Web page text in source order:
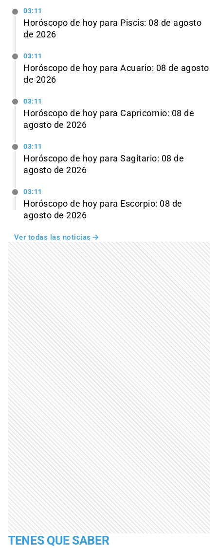
03:11
Horóscopo de hoy para Piscis: 08 de agosto
de 2026
03:11
Horóscopo de hoy para Acuario: 08 de agosto
de 2026
03:11
Horóscopo de hoy para Capricornio: 08 de
agosto de 2026
03:11
Horóscopo de hoy para Sagitario: 08 de
agosto de 2026
03:11
Horóscopo de hoy para Escorpio: 08 de
agosto de 2026
Ver todas las noticias
TENES QUE SABER